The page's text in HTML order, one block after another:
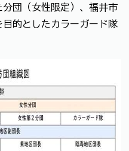
団（女性限定）、福井市
的としたカラーガード隊